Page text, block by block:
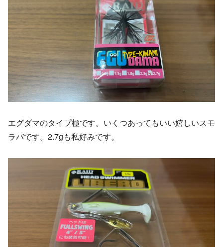
エグダマのタイプ極です。いくつあってもいい嬉しいスモ
ラバです。2.7gも私好みです。